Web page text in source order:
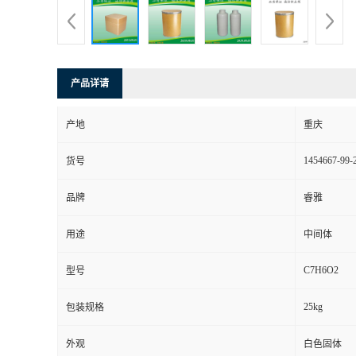
产品详请
产地 重庆
货号 1454667-99-
品牌 睿雅
用途 中间体
型号 C7H6O2
包装规格 25kg
外观 白色固体